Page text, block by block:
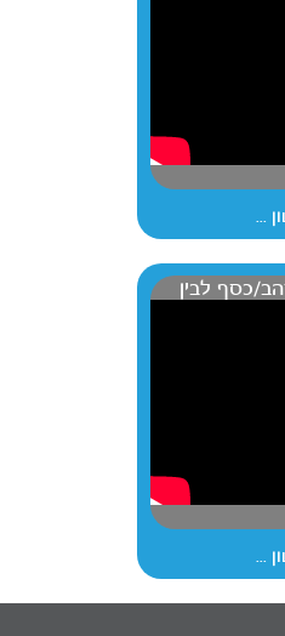
...
כסף לבין
...